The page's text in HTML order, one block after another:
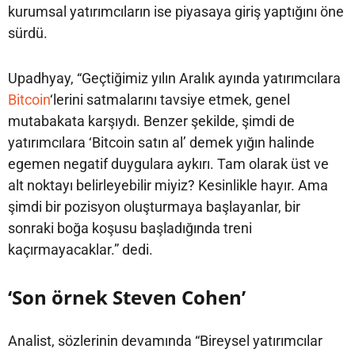
kurumsal yatırımcıların ise piyasaya giriş yaptığını öne
sürdü.
Upadhyay, “Geçtiğimiz yılın Aralık ayında yatırımcılara
Bitcoin‘lerini satmalarını tavsiye etmek, genel
mutabakata karşıydı. Benzer şekilde, şimdi de
yatırımcılara ‘Bitcoin satın al’ demek yığın halinde
egemen negatif duygulara aykırı. Tam olarak üst ve
alt noktayı belirleyebilir miyiz? Kesinlikle hayır. Ama
şimdi bir pozisyon oluşturmaya başlayanlar, bir
sonraki boğa koşusu başladığında treni
kaçırmayacaklar.” dedi.
‘Son örnek Steven Cohen’
Analist, sözlerinin devamında “Bireysel yatırımcılar